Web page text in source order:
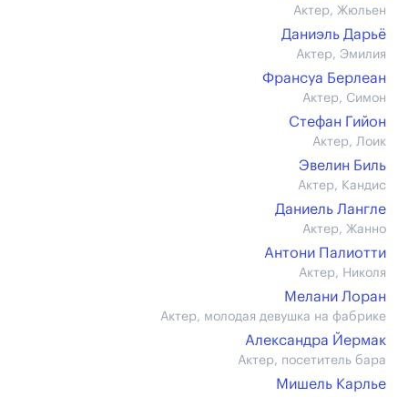
Актер, Жюльен
Даниэль Дарьё
Актер, Эмилия
Франсуа Берлеан
Актер, Симон
Стефан Гийон
Актер, Лоик
Эвелин Биль
Актер, Кандис
Даниель Лангле
Актер, Жанно
Антони Палиотти
Актер, Николя
Мелани Лоран
Актер, молодая девушка на фабрике
Александра Йермак
Актер, посетитель бара
Мишель Карлье